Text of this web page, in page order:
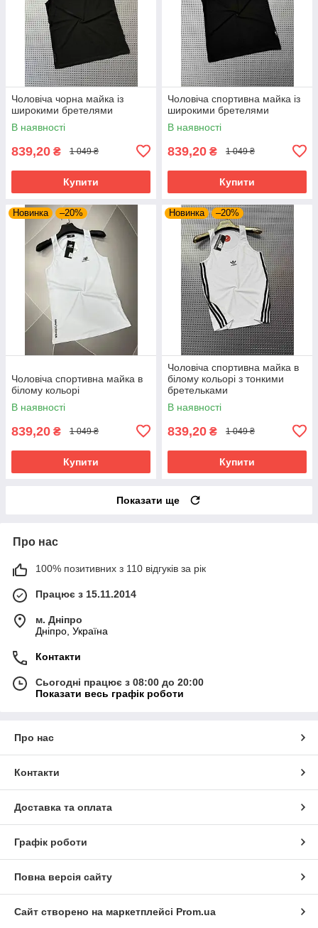
Чоловіча чорна майка із
широкими бретелями
В наявності
839,20 ₴ 1 049 ₴
Купити
Чоловіча спортивна майка із
широкими бретелями
В наявності
839,20 ₴ 1 049 ₴
Купити
Новинка –20%
Чоловіча спортивна майка в
білому кольорі
В наявності
839,20 ₴ 1 049 ₴
Купити
Новинка –20%
Чоловіча спортивна майка в
білому кольорі з тонкими
бретельками
В наявності
839,20 ₴ 1 049 ₴
Купити
Показати ще
Про нас
100% позитивних з 110 відгуків за рік
Працює з 15.11.2014
м. Дніпро
Дніпро, Україна
Контакти
Сьогодні працює з 08:00 до 20:00
Показати весь графік роботи
Про нас
Контакти
Доставка та оплата
Графік роботи
Повна версія сайту
Сайт створено на маркетплейсі Prom.ua